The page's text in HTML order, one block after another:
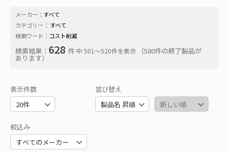
メーカー： すべて
カテゴリー： すべて
検索ワード： コスト削減
検索結果： 628 件 中 501〜520件を表示 （580件の終了製品が
あります）
表示件数 並び替え
絞込み